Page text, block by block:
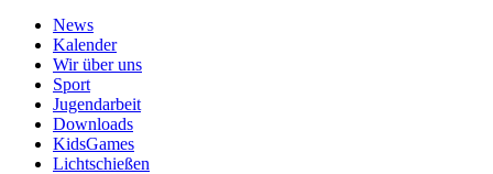
News
Kalender
Wir über uns
Sport
Jugendarbeit
Downloads
KidsGames
Lichtschießen